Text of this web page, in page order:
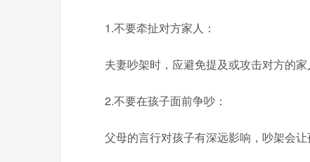
1.不要牵扯对方家人：
夫妻吵架时，应避免提及或攻击对方的家
2.不要在孩子面前争吵：
父母的言行对孩子有深远影响，吵架会让